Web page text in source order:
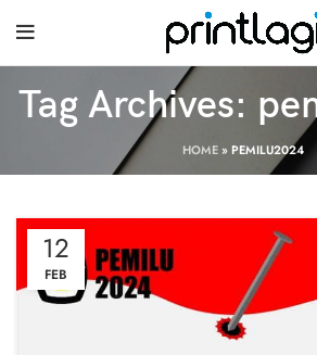
Tag Archives:
HOME»PEMILU2024
12
FEB